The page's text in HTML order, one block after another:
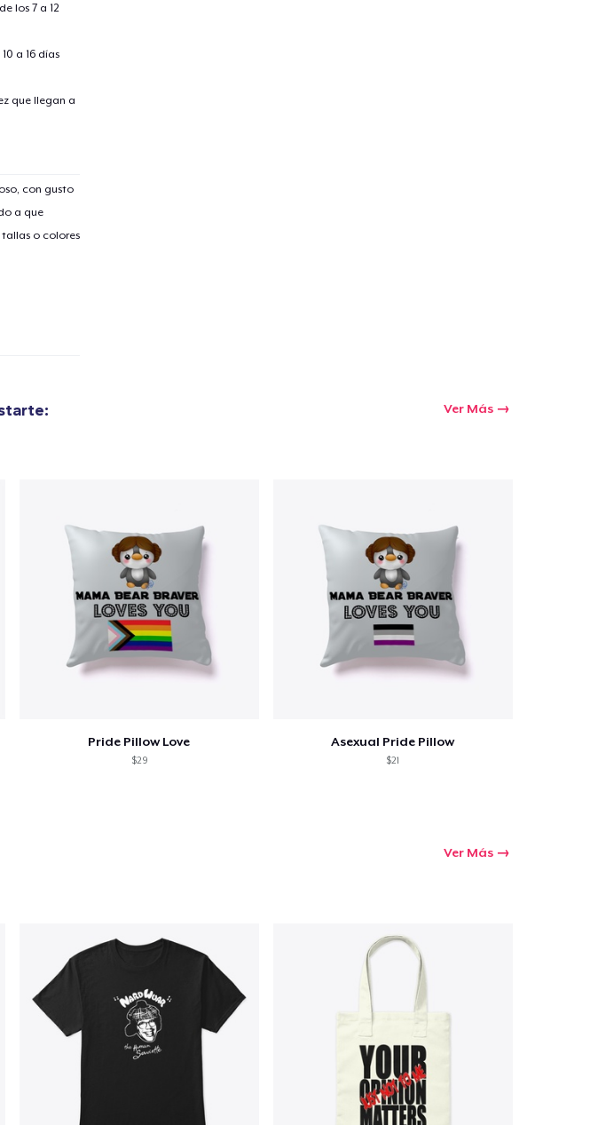
los 7 a 12
a 16 días
que llegan a
con gusto
a que
o colores
Ver Más
Pride Pillow Love
$29
Asexual Pride Pillow
$21
Ver Más